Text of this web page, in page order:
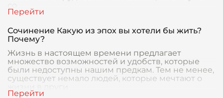
Сочинение Какую из эпох вы хотели бы жить?
Почему?
Жизнь в настоящем времени предлагает
множество возможностей и удобств, которые
были недоступны нашим предкам. Тем не менее,
существует немало людей, которые мечтают о